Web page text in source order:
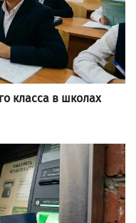
класса в школах